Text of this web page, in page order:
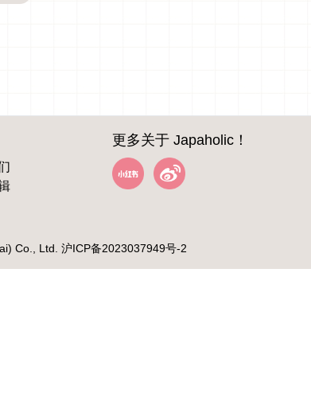
更多关于 Japaholic！
Co., Ltd. 沪ICP备2023037949号-2